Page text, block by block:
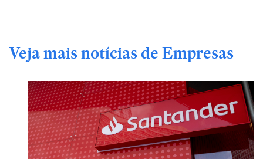
Veja mais notícias de Empresas